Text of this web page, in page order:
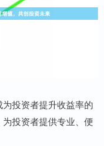
投资者提升收益率的
投资者提供专业、便